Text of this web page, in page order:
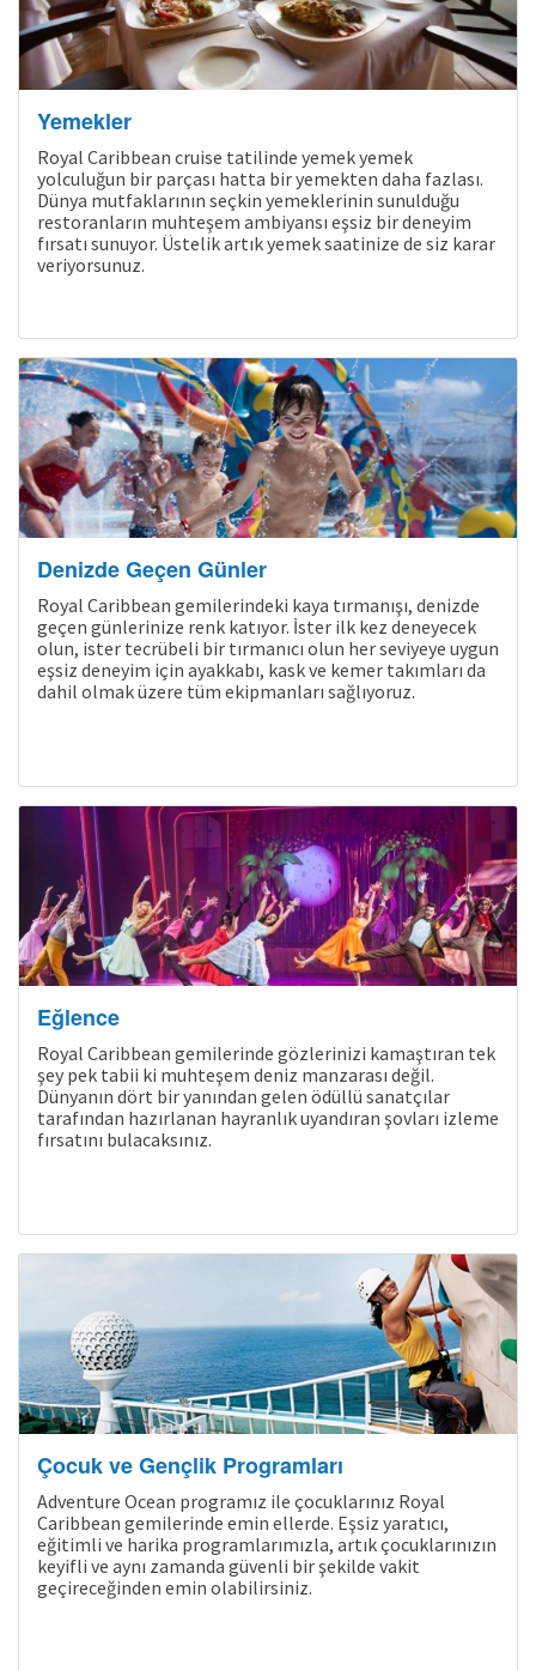
Kampanyalı Turlar
Yemekler
Royal Caribbean cruise tatilinde yemek yemek
yolculuğun bir parçası hatta bir yemekten daha fazlası.
Dünya mutfaklarının seçkin yemeklerinin sunulduğu
restoranların muhteşem ambiyansı eşsiz bir deneyim
fırsatı sunuyor. Üstelik artık yemek saatinize de siz karar
veriyorsunuz.
Denizde Geçen Günler
Royal Caribbean gemilerindeki kaya tırmanışı, denizde
geçen günlerinize renk katıyor. İster ilk kez deneyecek
olun, ister tecrübeli bir tırmanıcı olun her seviyeye uygun
eşsiz deneyim için ayakkabı, kask ve kemer takımları da
dahil olmak üzere tüm ekipmanları sağlıyoruz.
Eğlence
Royal Caribbean gemilerinde gözlerinizi kamaştıran tek
şey pek tabii ki muhteşem deniz manzarası değil.
Dünyanın dört bir yanından gelen ödüllü sanatçılar
tarafından hazırlanan hayranlık uyandıran şovları izleme
fırsatını bulacaksınız.
Çocuk ve Gençlik Programları
Adventure Ocean programız ile çocuklarınız Royal
Caribbean gemilerinde emin ellerde. Eşsiz yaratıcı,
eğitimli ve harika programlarımızla, artık çocuklarınızın
keyifli ve aynı zamanda güvenli bir şekilde vakit
geçireceğinden emin olabilirsiniz.